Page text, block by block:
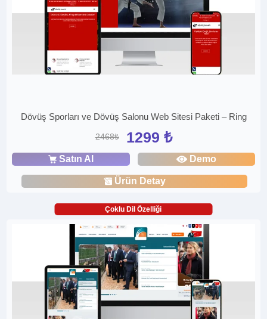
Dövüş Sporları ve Dövüş Salonu Web Sitesi Paketi – Ring
2468₺ 1299 ₺
Satın Al Demo
Ürün Detay
Çoklu Dil Özelliği